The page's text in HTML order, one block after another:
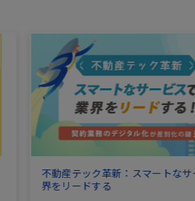
不動産テック革新：スマートな
界をリードする